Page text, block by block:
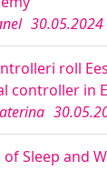
30.05.2024
roll
controller in
Sleep and